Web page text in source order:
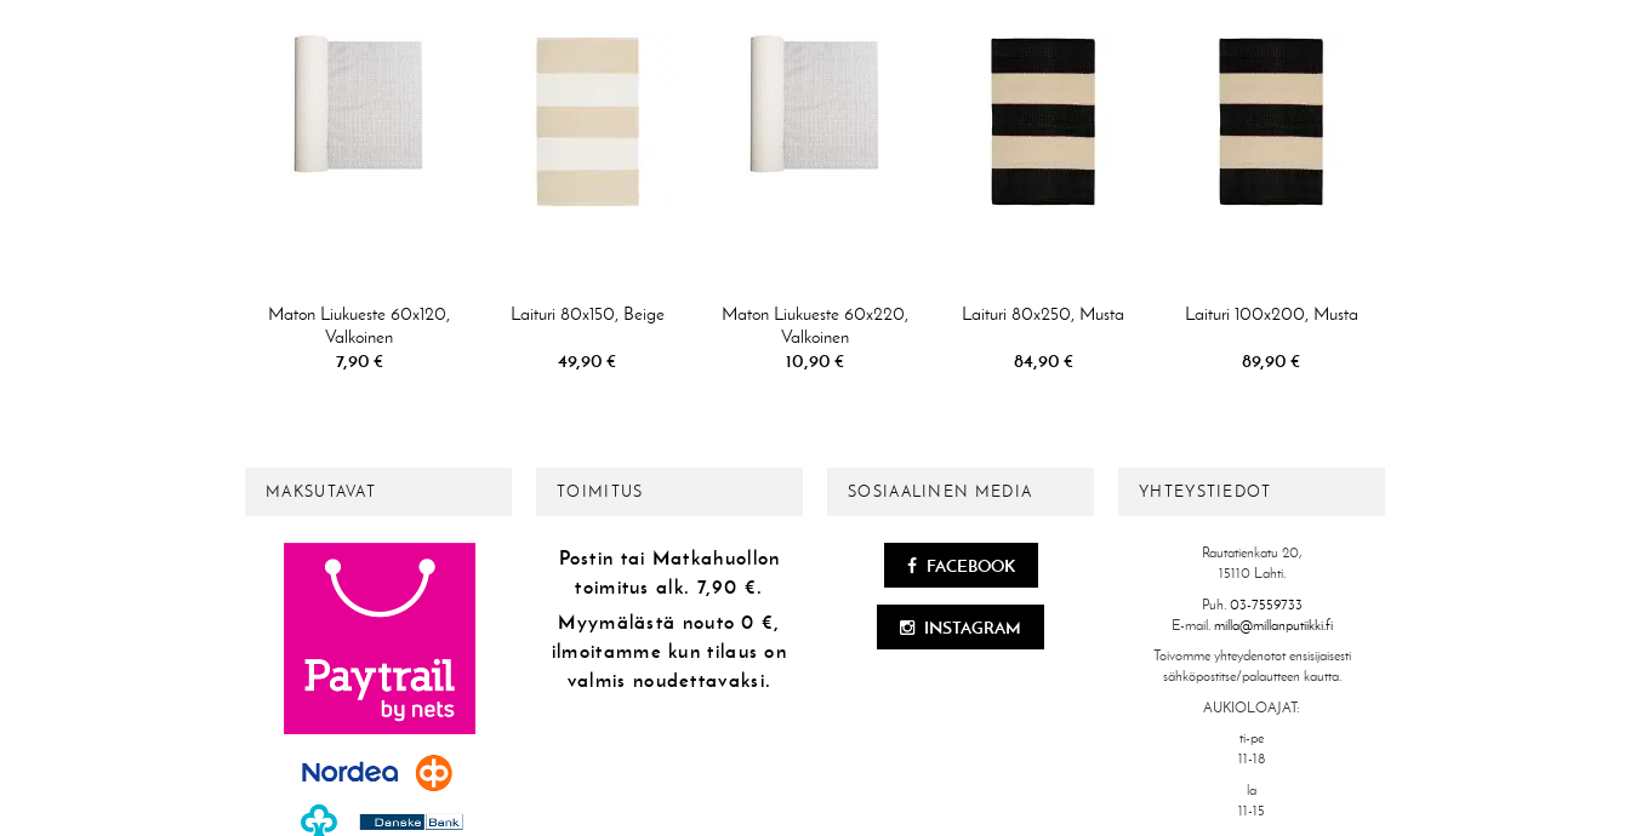
Maton Liukueste 60x120,
Valkoinen
7,90 €
Laituri 80x150, Beige
49,90 €
Maton Liukueste 60x220,
Valkoinen
10,90 €
Laituri 80x250, Musta
84,90 €
Laituri 100x200, Musta
89,90 €
MAKSUTAVAT TOIMITUS
Postin tai Matkahuollon
toimitus alk. 7,90 €.
Myymälästä nouto 0 €,
ilmoitamme kun tilaus on
valmis noudettavaksi.
SOSIAALINEN MEDIA
FACEBOOK
INSTAGRAM
YHTEYSTIEDOT
Rautatienkatu 20,
15110 Lahti.
Puh. 03-7559733
E-mail. milla@millanputiikki.fi
Toivomme yhteydenotot ensisijaisesti
sähköpostitse/palautteen kautta.
AUKIOLOAJAT:
ti-pe
11-18
la
11-15